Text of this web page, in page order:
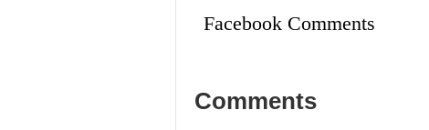
Facebook Comments
Comments